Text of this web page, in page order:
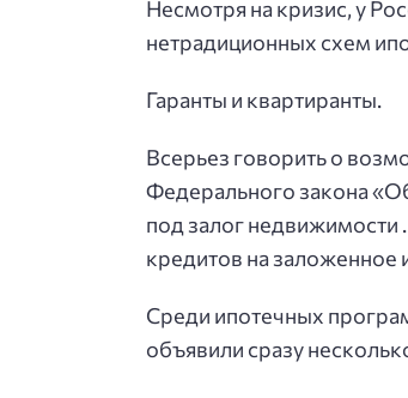
Несмотря на кризис, у
нетрадиционных схем
Гаранты и квартиранты.
Всерьез говорить о
Федерального закона
под залог недвижимости
кредитов на заложенное
Среди ипотечных
объявили сразу